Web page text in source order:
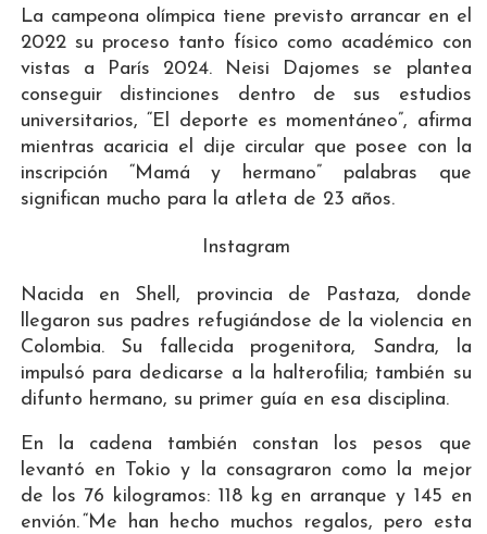
La campeona olímpica tiene previsto arrancar en el
2022 su proceso tanto físico como académico con
vistas a París 2024. Neisi Dajomes se plantea
conseguir distinciones dentro de sus estudios
universitarios, “El deporte es momentáneo”, afirma
mientras acaricia el dije circular que posee con la
inscripción “Mamá y hermano” palabras que
significan mucho para la atleta de 23 años.
Instagram
Nacida en Shell, provincia de Pastaza, donde
llegaron sus padres refugiándose de la violencia en
Colombia. Su fallecida progenitora, Sandra, la
impulsó para dedicarse a la halterofilia; también su
difunto hermano, su primer guía en esa disciplina.
En la cadena también constan los pesos que
levantó en Tokio y la consagraron como la mejor
de los 76 kilogramos: 118 kg en arranque y 145 en
envión. “Me han hecho muchos regalos, pero esta